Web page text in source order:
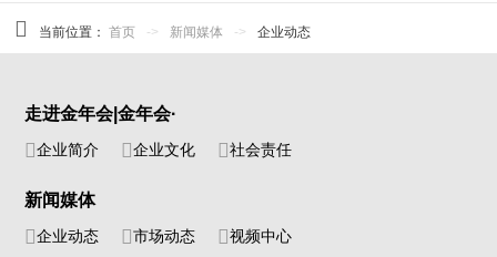
当前位置：首页 -> 新闻媒体 -> 企业动态
走进金年会|金年会·
企业简介 企业文化 社会责任
新闻媒体
企业动态 市场动态 视频中心